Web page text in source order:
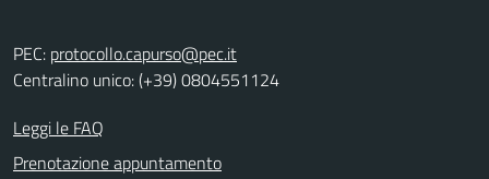
PEC: protocollo.capurso@pec.it
Centralino unico: (+39) 0804551124
Leggi le FAQ
Prenotazione appuntamento